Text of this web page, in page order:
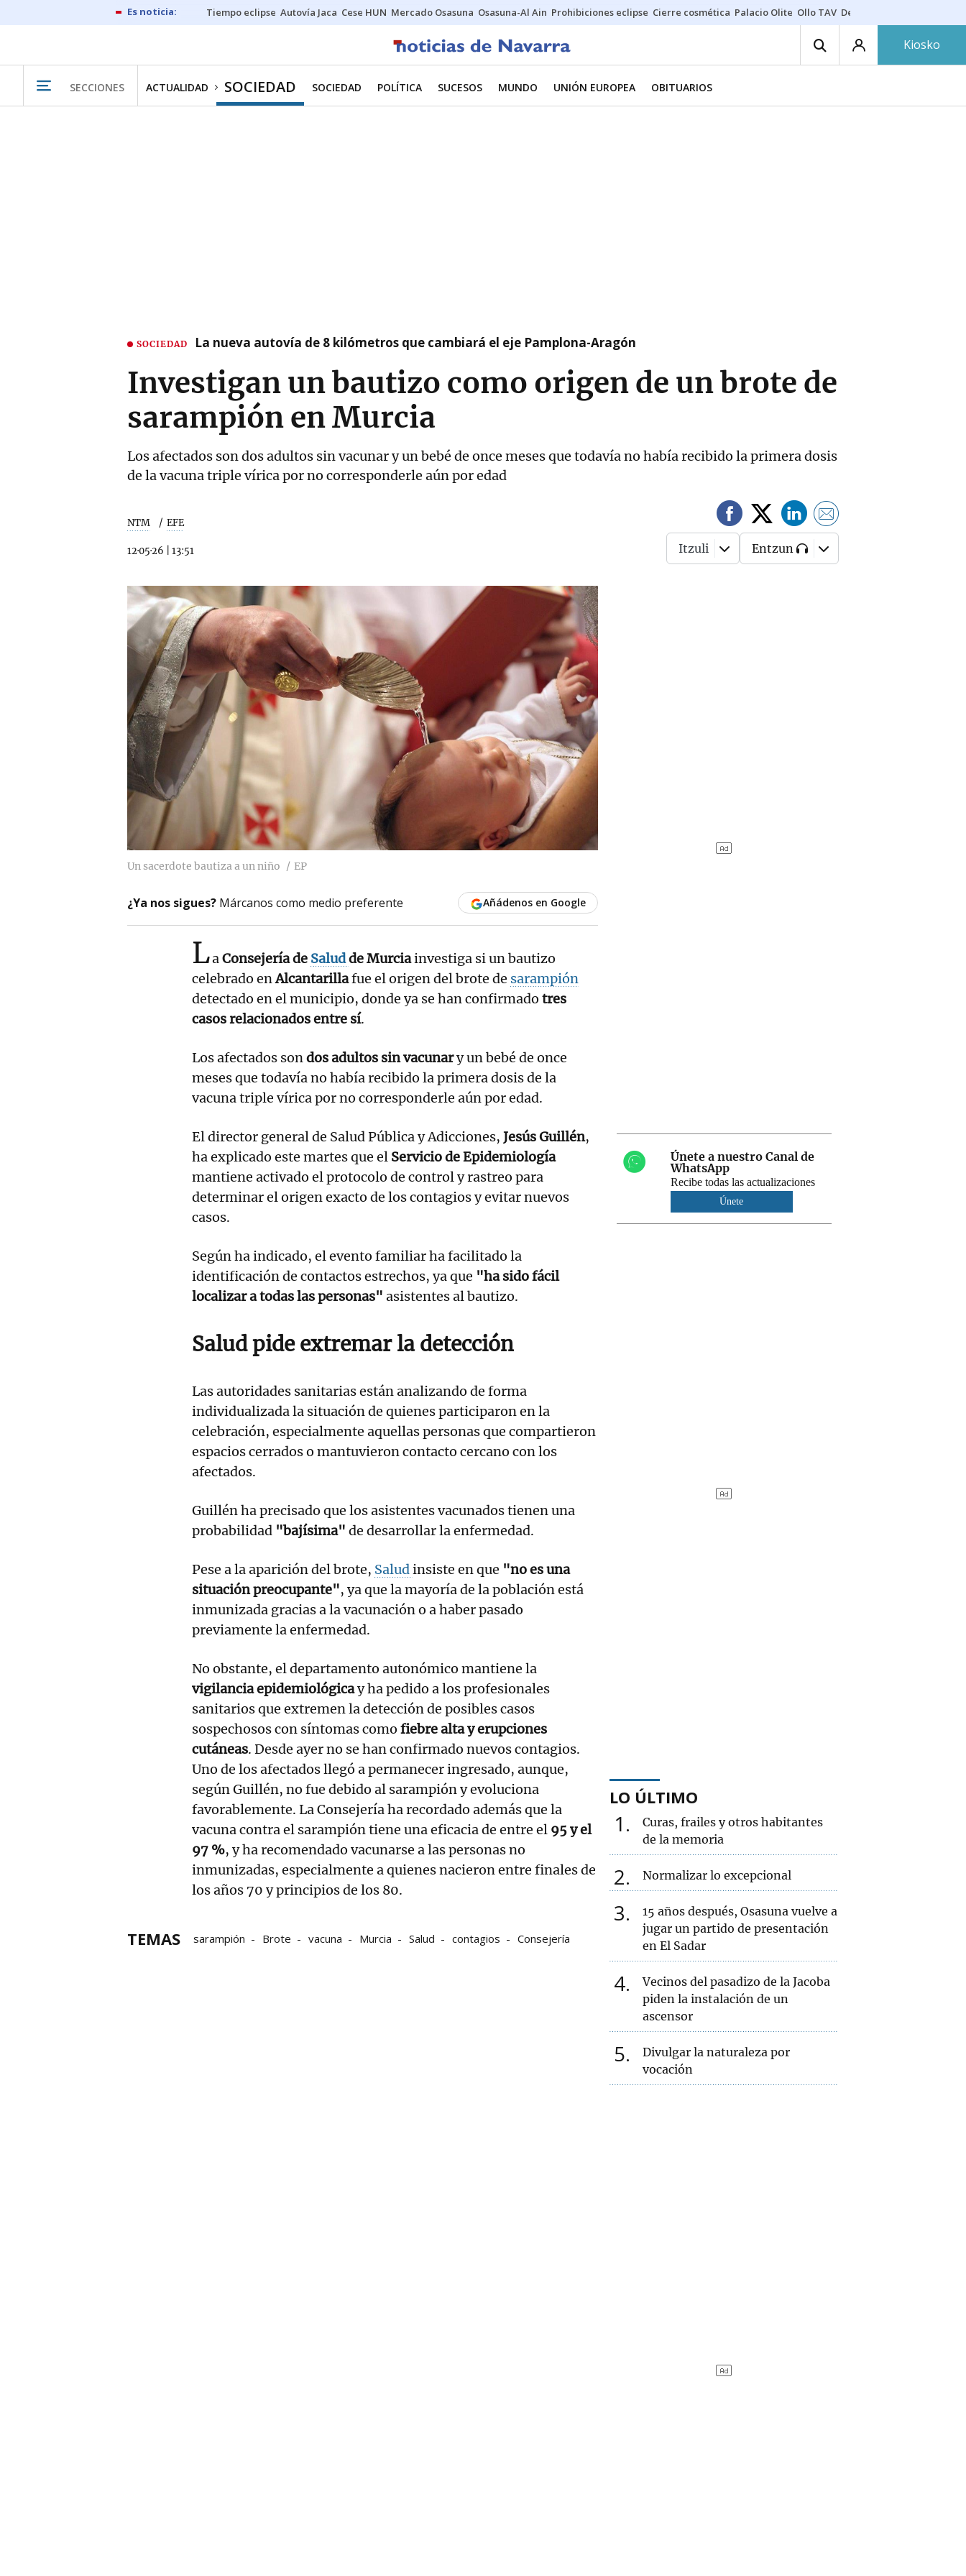
Tiempo eclipse Autovía Jaca Cese HUN Mercado Osasuna Osasuna-Al Ain Prohibiciones eclipse Cierre cosmética Palacio Olite Ollo TAV Derrama vecinos
Kiosko
SECCIONES ACTUALIDAD SOCIEDAD SOCIEDAD POLÍTICA SUCESOS MUNDO UNIÓN EUROPEA OBITUARIOS
SOCIEDAD La nueva autovía de 8 kilómetros que cambiará el eje Pamplona-Aragón
Investigan un bautizo como origen de un brote de
sarampión en Murcia
Los afectados son dos adultos sin vacunar y un bebé de once meses que todavía no había recibido la primera dosis
de la vacuna triple vírica por no corresponderle aún por edad
NTM EFE
12·05·26 13:51 Itzuli Entzun
Un sacerdote bautiza a un niño EP
¿Ya nos sigues? Márcanos como medio preferente Añádenos en Google
LaConsejería de Saludde Murciainvestiga si un bautizo
celebrado enAlcantarillafue el origen del brote de sarampión
detectado en el municipio, donde ya se han confirmado tres
casos relacionados entre sí.
Los afectados sondos adultos sin vacunary un bebé de once
meses que todavía no había recibido la primera dosis de la
vacuna triple vírica por no corresponderle aún por edad.
El director general de Salud Pública y Adicciones, Jesús Guillén,
ha explicado este martes que el Servicio de Epidemiología
mantiene activado el protocolo de control y rastreo para
determinar el origen exacto de los contagios y evitar nuevos
casos.
Según ha indicado, el evento familiar ha facilitado la
identificación de contactos estrechos, ya que "ha sido fácil
localizar a todas las personas" asistentes al bautizo.
Salud pide extremar la detección
Las autoridades sanitarias están analizando de forma
individualizada la situación de quienes participaron en la
celebración, especialmente aquellas personas que compartieron
espacios cerrados o mantuvieron contacto cercano con los
afectados.
Guillén ha precisado que los asistentes vacunados tienen una
probabilidad "bajísima" de desarrollar la enfermedad.
Pese a la aparición del brote, Saludinsiste en que "no es una
situación preocupante", ya que la mayoría de la población está
inmunizada gracias a la vacunación o a haber pasado
previamente la enfermedad.
No obstante, el departamento autonómico mantiene la
vigilancia epidemiológicay ha pedido a los profesionales
sanitarios que extremen la detección de posibles casos
sospechosos con síntomas como fiebre alta y erupciones
cutáneas. Desde ayer no se han confirmado nuevos contagios.
Uno de los afectados llegó a permanecer ingresado, aunque,
según Guillén, no fue debido al sarampión y evoluciona
favorablemente. La Consejería ha recordado además que la
vacuna contra el sarampión tiene una eficacia de entre el 95 y el
97 %, y ha recomendado vacunarse a las personas no
inmunizadas, especialmente a quienes nacieron entre finales de
los años 70 y principios de los 80.
TEMAS sarampión Brote vacuna Murcia Salud contagios Consejería
Únete a nuestro Canal de
WhatsApp
Recibe todas las actualizaciones
Únete
LO ÚLTIMO
1
Curas, frailes y otros habitantes
de la memoria
2 Normalizar lo excepcional
3
15 años después, Osasuna vuelve a
jugar un partido de presentación
en El Sadar
4
Vecinos del pasadizo de la Jacoba
piden la instalación de un
ascensor
5
Divulgar la naturaleza por
vocación